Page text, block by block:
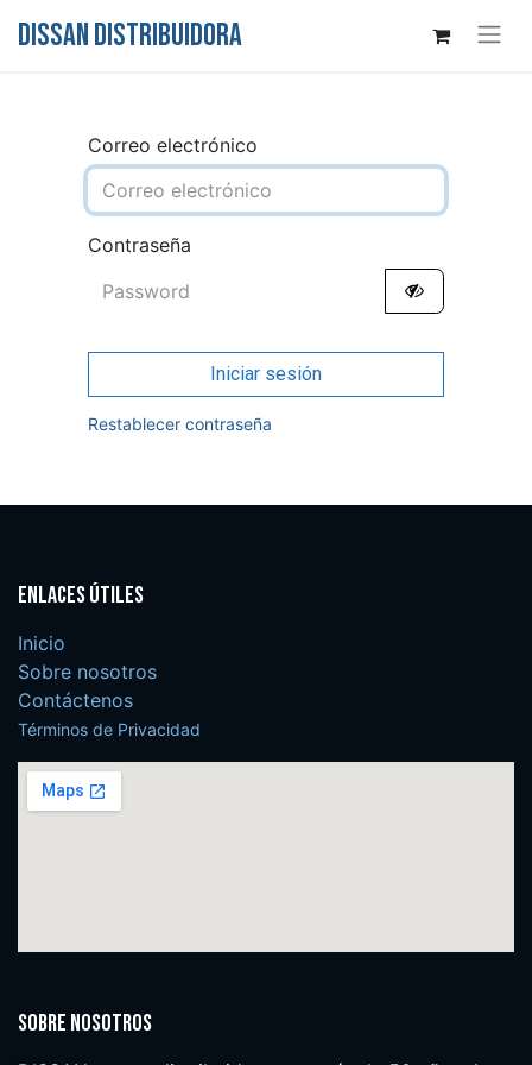
DISSAN DISTRIBUIDORA
Correo electrónico
Contraseña
Iniciar sesión
Restablecer contraseña
Enlaces útiles
Inicio
Sobre nosotros
Contáctenos
Términos de Privacidad
Sobre nosotros